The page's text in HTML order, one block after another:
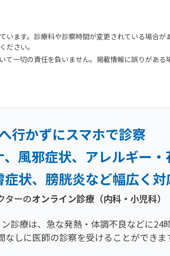
います。診療科や診察時間が変更されている場合が
ださい。
て一切の責任を負いません。掲載情報に誤りがある
行かずにスマホで診察
風邪症状、 アレルギー
症状、膀胱炎など幅広く対
ターのオンライン診療（内科・小児科）
診療は、急な発熱・体調不良などに24
なしに医師の診察を受けることができま